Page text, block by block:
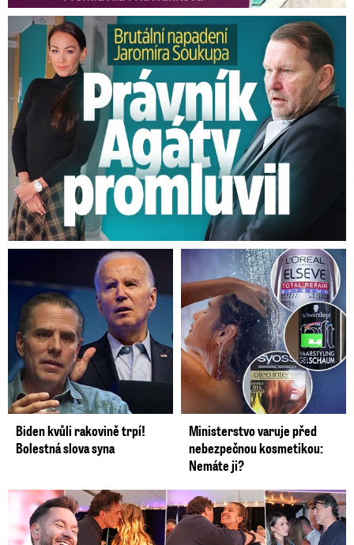
Brutální napadení Soukupa. Právník Agáty promluvil
Biden kvůli rakovině trpí!
Bolestná slova syna
Ministerstvo varuje před
nebezpečnou kosmetikou:
Nemáte ji?
Koncert Ztraceného na Letné: Jágr přišel s Dominikou, ale...